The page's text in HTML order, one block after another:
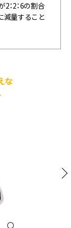
2：2：6の割合
減量すること
な